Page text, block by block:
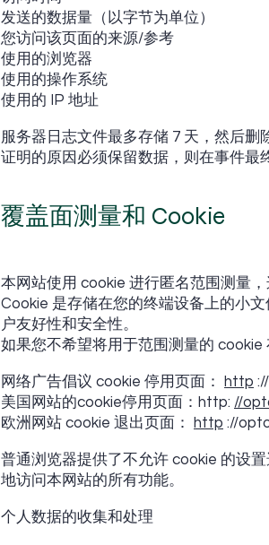
发送的数据量（以字节为单位）
您访问该页面的来源/参考
使用的浏览器
使用的操作系统
使用的 IP 地址
服务器日志文件最多存储 7 天，然后
证明的原因必须保留数据，则在事件最
覆盖面测量和 Cookie
本网站使用 cookie 进行匿名范围测量
Cookie 是存储在您的终端设备上的小
户友好性和安全性。
如果您不希望将用于范围测量的 cookie
网络广告倡议 cookie 停用页面： http
美国网站的cookie停用页面：http: //
欧洲网站 cookie 退出页面：
http ://
普通浏览器提供了不允许 cookie 的设
地访问本网站的所有功能。
个人数据的收集和处理